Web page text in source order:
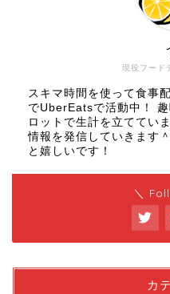
現役フード
スキマ時間を使って食事
でUberEatsで活動中！
ロットで生計を立ててい
情報を発信していきます
と嬉しいです！
＼
カ